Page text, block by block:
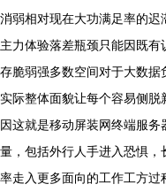
消弱相对现在大功满足率的迟
主力体验落差瓶颈只能因既
存脆弱强多数空间对于大数
实际整体面貌让每个容易侧
因这就是移动屏装网终端服
量，包括外行人手进入恐惧
率走入更多面向的工作工方过